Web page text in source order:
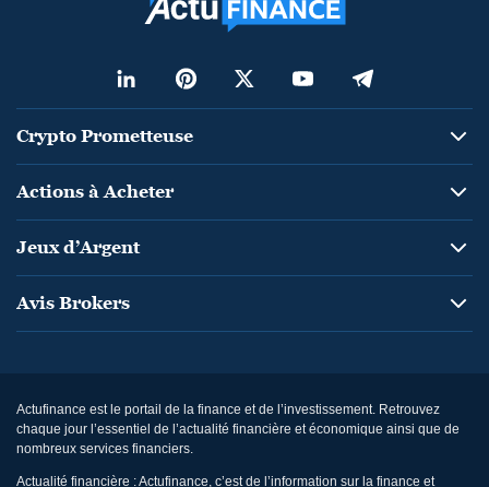
Crypto Prometteuse
Actions à Acheter
Jeux d’Argent
Avis Brokers
Actufinance est le portail de la finance et de l’investissement. Retrouvez
chaque jour l’essentiel de l’actualité financière et économique ainsi que de
nombreux services financiers.
Actualité financière : Actufinance, c’est de l’information sur la finance et